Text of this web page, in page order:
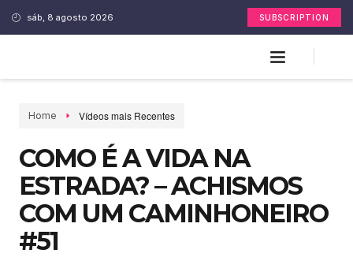
sáb, 8 agosto 2026 SUBSCRIPTION
Home Vídeos mais Recentes
COMO É A VIDA NA
ESTRADA? – ACHISMOS
COM UM CAMINHONEIRO
#51